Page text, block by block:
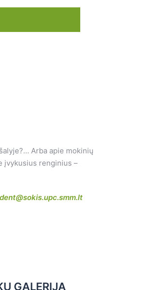
Arba apie mokinių
įvykusius renginius –
GALERIJA